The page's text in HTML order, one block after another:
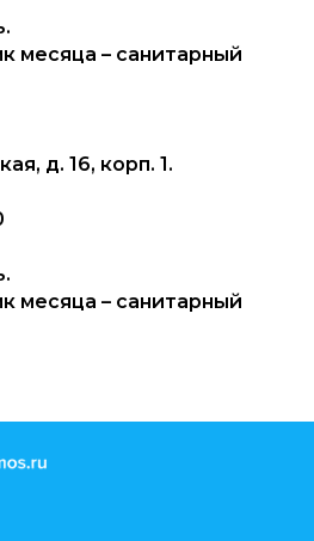
месяца – санитарный
д. 16, корп. 1.
месяца – санитарный